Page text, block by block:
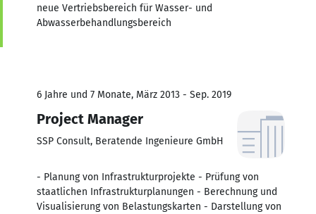
neue Vertriebsbereich für Wasser- und
Abwasserbehandlungsbereich
6 Jahre und 7 Monate, März 2013 - Sep. 2019
Project Manager
SSP Consult, Beratende Ingenieure GmbH
- Planung von Infrastrukturprojekte - Prüfung von
staatlichen Infrastrukturplanungen - Berechnung und
Visualisierung von Belastungskarten - Darstellung von